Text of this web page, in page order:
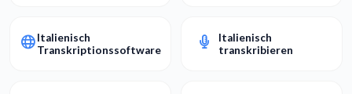
Italienisch
Transkriptionssoftware
Italienisch
transkribieren